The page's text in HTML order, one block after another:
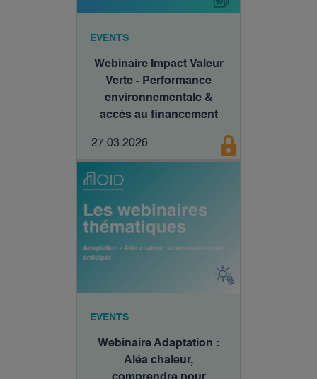
EVENTS
Webinaire Impact Valeur
Verte - Performance
environnementale &
accès au financement
27.03.2026
EVENTS
Webinaire Adaptation :
Aléa chaleur,